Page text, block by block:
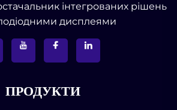
інтегрованих рішень
дисплеями
ПРОДУКТИ